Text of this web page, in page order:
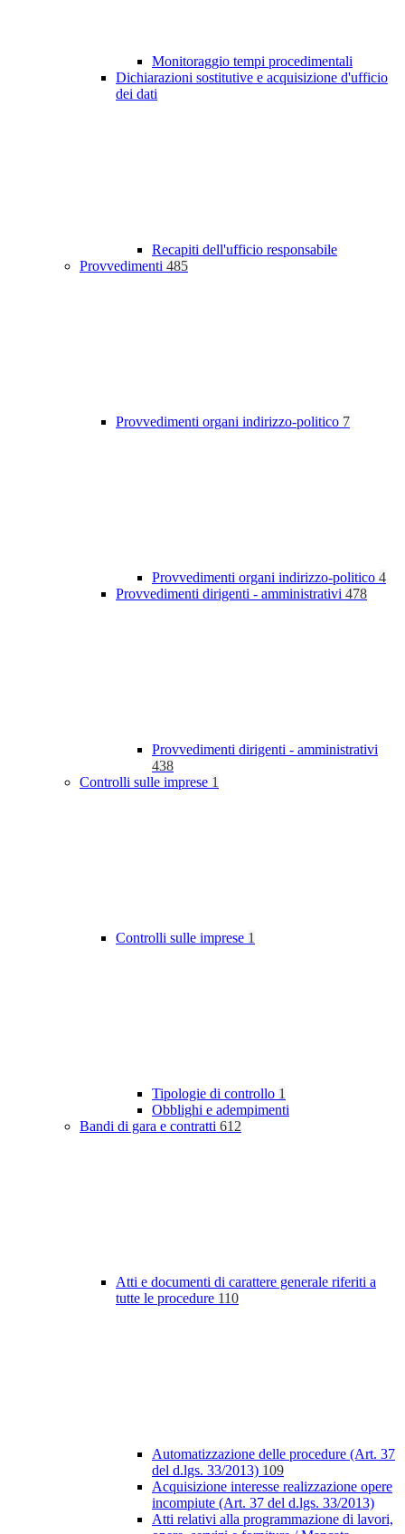
Monitoraggio tempi procedimentali
Dichiarazioni sostitutive e acquisizione d'ufficio
dei dati
Recapiti dell'ufficio responsabile
Provvedimenti 485
Provvedimenti organi indirizzo-politico 7
Provvedimenti organi indirizzo-politico 4
Provvedimenti dirigenti - amministrativi 478
Provvedimenti dirigenti - amministrativi
438
Controlli sulle imprese 1
Controlli sulle imprese 1
Tipologie di controllo 1
Obblighi e adempimenti
Bandi di gara e contratti 612
Atti e documenti di carattere generale riferiti a
tutte le procedure 110
Automatizzazione delle procedure (Art. 37
del d.lgs. 33/2013) 109
Acquisizione interesse realizzazione opere
incompiute (Art. 37 del d.lgs. 33/2013)
Atti relativi alla programmazione di lavori,